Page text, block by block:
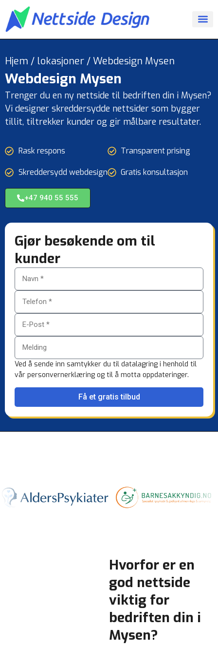
Hjem / lokasjoner /Webdesign Mysen
Webdesign Mysen
Trenger du en ny nettside til bedriften din i Mysen?
Vi designer skreddersydde nettsider som bygger
tillit, tiltrekker kunder og gir målbare resultater.
Rask respons
Skreddersydd webdesign
Transparent prising
Gratis konsultasjon
+47 940 55 555
Gjør besøkende om til
kunder
Ved å sende inn samtykker du til datalagring i henhold til
vår personvernerklæring og til å motta oppdateringer.
Få et gratis tilbud
Hvorfor er en
god nettside
viktig for
bedriften din i
Mysen?